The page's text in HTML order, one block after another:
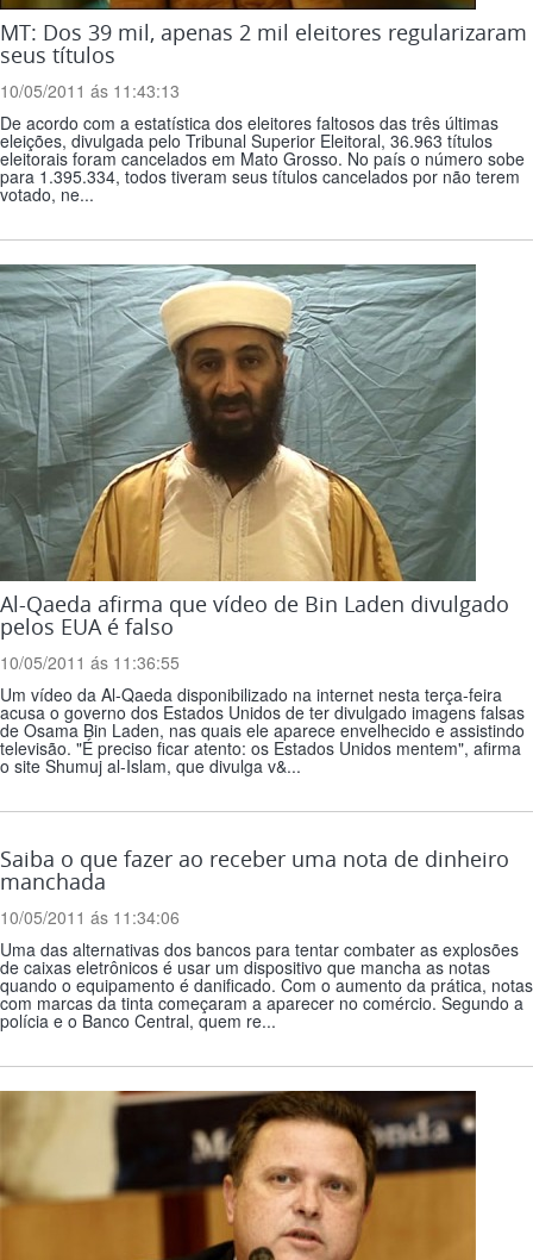
MT: Dos 39 mil, apenas 2 mil eleitores regularizaram
seus títulos
10/05/2011 ás 11:43:13
De acordo com a estatística dos eleitores faltosos das três últimas
eleições, divulgada pelo Tribunal Superior Eleitoral, 36.963 títulos
eleitorais foram cancelados em Mato Grosso. No país o número sobe
para 1.395.334, todos tiveram seus títulos cancelados por não terem
votado, ne...
Al-Qaeda afirma que vídeo de Bin Laden divulgado
pelos EUA é falso
10/05/2011 ás 11:36:55
Um vídeo da Al-Qaeda disponibilizado na internet nesta terça-feira
acusa o governo dos Estados Unidos de ter divulgado imagens falsas
de Osama Bin Laden, nas quais ele aparece envelhecido e assistindo
televisão. "É preciso ficar atento: os Estados Unidos mentem", afirma
o site Shumuj al-Islam, que divulga v&...
Saiba o que fazer ao receber uma nota de dinheiro
manchada
10/05/2011 ás 11:34:06
Uma das alternativas dos bancos para tentar combater as explosões
de caixas eletrônicos é usar um dispositivo que mancha as notas
quando o equipamento é danificado. Com o aumento da prática, notas
com marcas da tinta começaram a aparecer no comércio. Segundo a
polícia e o Banco Central, quem re...